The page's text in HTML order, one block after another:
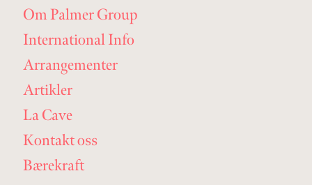
Om Palmer Group
International Info
Arrangementer
Artikler
La Cave
Kontakt oss
Bærekraft